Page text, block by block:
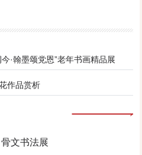
文书法展
·翰墨颂党恩”老年书画精品展
作品赏析